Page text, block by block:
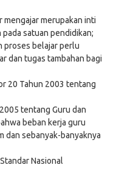
mengajar merupakan inti
satuan pendidikan;
proses belajar perlu
dan tugas tambahan bagi
20 Tahun 2003 tentang
tentang Guru dan
beban kerja guru
dan sebanyak-banyaknya
Nasional